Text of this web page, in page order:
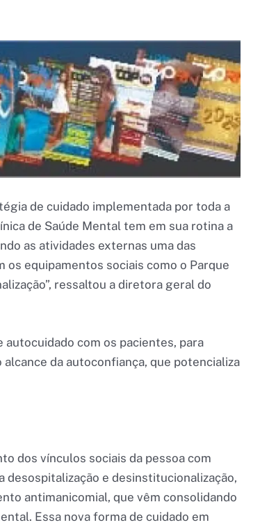
de cuidado implementada por toda a
de Saúde Mental tem em sua rotina a
as atividades externas uma das
os equipamentos sociais como o Parque
ressaltou a diretora geral do
com os pacientes, para
da autoconfiança, que potencializa
dos vínculos sociais da pessoa com
e desinstitucionalização,
antimanicomial, que vêm consolidando
Essa nova forma de cuidado em